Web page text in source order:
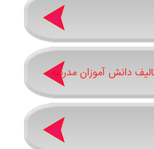
دانش آموزان مدرسه